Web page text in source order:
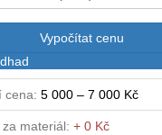
Vypočítat cenu
cena: 5 000 – 7 000 Kč
materiál: + 0 Kč